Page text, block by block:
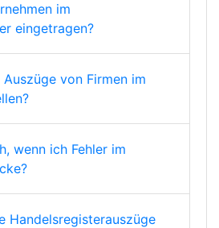
im
eingetragen?
Auszüge von Firmen im
wenn ich Fehler im
Handelsregisterauszüge